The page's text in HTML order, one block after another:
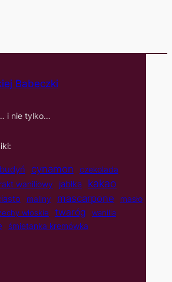
Babeczki
i nie tylko…
budyń cynamon czekolada
waniliowy jabłka kakao
maliny mascarpone masło
włoskie twaróg wanilia
śmietanka kremówka